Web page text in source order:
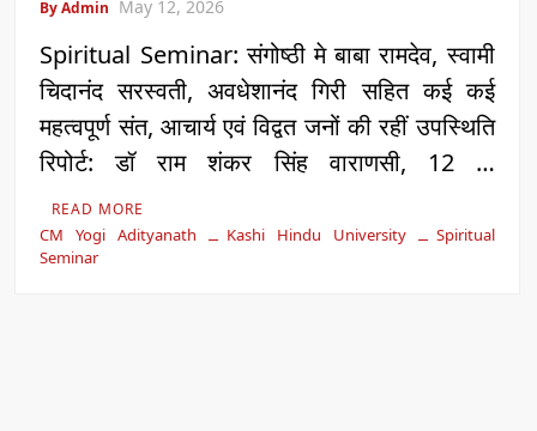
By Admin May 12, 2026
Spiritual Seminar: संगोष्ठी मे बाबा रामदेव, स्वामी
चिदानंद सरस्वती, अवधेशानंद गिरी सहित कई कई
महत्वपूर्ण संत, आचार्य एवं विद्वत जनों की रहीं उपस्थिति
रिपोर्ट: डॉ राम शंकर सिंह वाराणसी, 12 …
READ MORE
CM Yogi Adityanath Kashi Hindu University
Spiritual
Seminar